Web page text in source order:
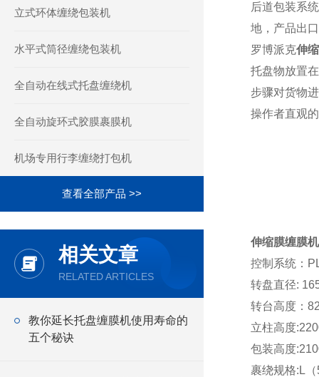
立式环体缠绕包装机
水平式筒径缠绕包装机
全自动在线式托盘缠绕机
全自动旋环式胶膜裹膜机
机场专用行李缠绕打包机
查看全部产品 >>
相关文章
RELATED ARTICLES
教你延长托盘缠膜机使用寿命的
五个秘诀
后道包装系
地，产品出
罗博派克伸
托盘物放置
步骤对货物
操作者直观
伸缩膜缠膜机
控制系统：
转盘直径:
转台高度：
立柱高度
包装高度
裹绕规格:L